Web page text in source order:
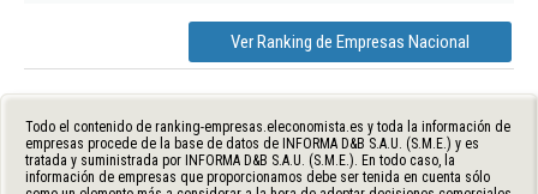
Ver Ranking de Empresas Nacional
Todo el contenido de ranking-empresas.eleconomista.es y toda la información de
empresas procede de la base de datos de INFORMA D&B S.A.U. (S.M.E.) y es
tratada y suministrada por INFORMA D&B S.A.U. (S.M.E.). En todo caso, la
información de empresas que proporcionamos debe ser tenida en cuenta sólo